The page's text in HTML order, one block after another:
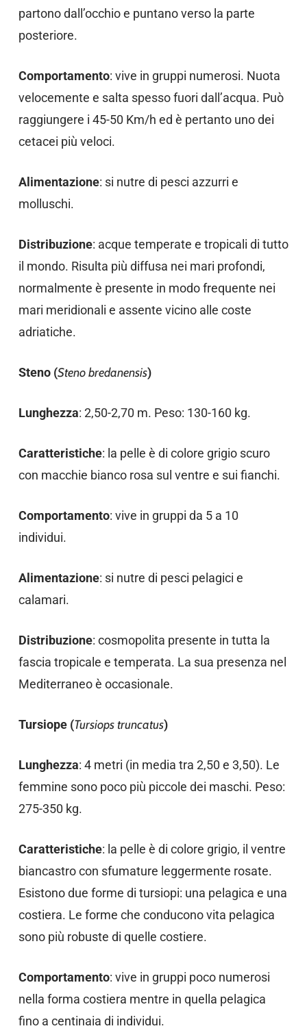
partono dall’occhio e puntano verso la parte
posteriore.
Comportamento: vive in gruppi numerosi. Nuota
velocemente e salta spesso fuori dall’acqua. Può
raggiungere i 45-50 Km/h ed è pertanto uno dei
cetacei più veloci.
Alimentazione: si nutre di pesci azzurri e
molluschi.
Distribuzione: acque temperate e tropicali di tutto
il mondo. Risulta più diffusa nei mari profondi,
normalmente è presente in modo frequente nei
mari meridionali e assente vicino alle coste
adriatiche.
Steno (Steno bredanensis)
Lunghezza: 2,50-2,70 m. Peso: 130-160 kg.
Caratteristiche: la pelle è di colore grigio scuro
con macchie bianco rosa sul ventre e sui fianchi.
Comportamento: vive in gruppi da 5 a 10
individui.
Alimentazione: si nutre di pesci pelagici e
calamari.
Distribuzione: cosmopolita presente in tutta la
fascia tropicale e temperata. La sua presenza nel
Mediterraneo è occasionale.
Tursiope (Tursiops truncatus)
Lunghezza: 4 metri (in media tra 2,50 e 3,50). Le
femmine sono poco più piccole dei maschi. Peso:
275-350 kg.
Caratteristiche: la pelle è di colore grigio, il ventre
biancastro con sfumature leggermente rosate.
Esistono due forme di tursiopi: una pelagica e una
costiera. Le forme che conducono vita pelagica
sono più robuste di quelle costiere.
Comportamento: vive in gruppi poco numerosi
nella forma costiera mentre in quella pelagica
fino a centinaia di individui.